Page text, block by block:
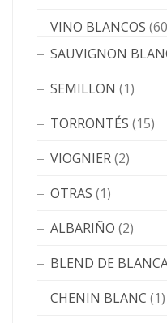
VINO BLANCOS
SAUVIGNON
SEMILLON (1)
TORRONTÉS (15)
VIOGNIER(2)
OTRAS (1)
ALBARIÑO (2)
BLEND DE
CHENIN BLANC (1)